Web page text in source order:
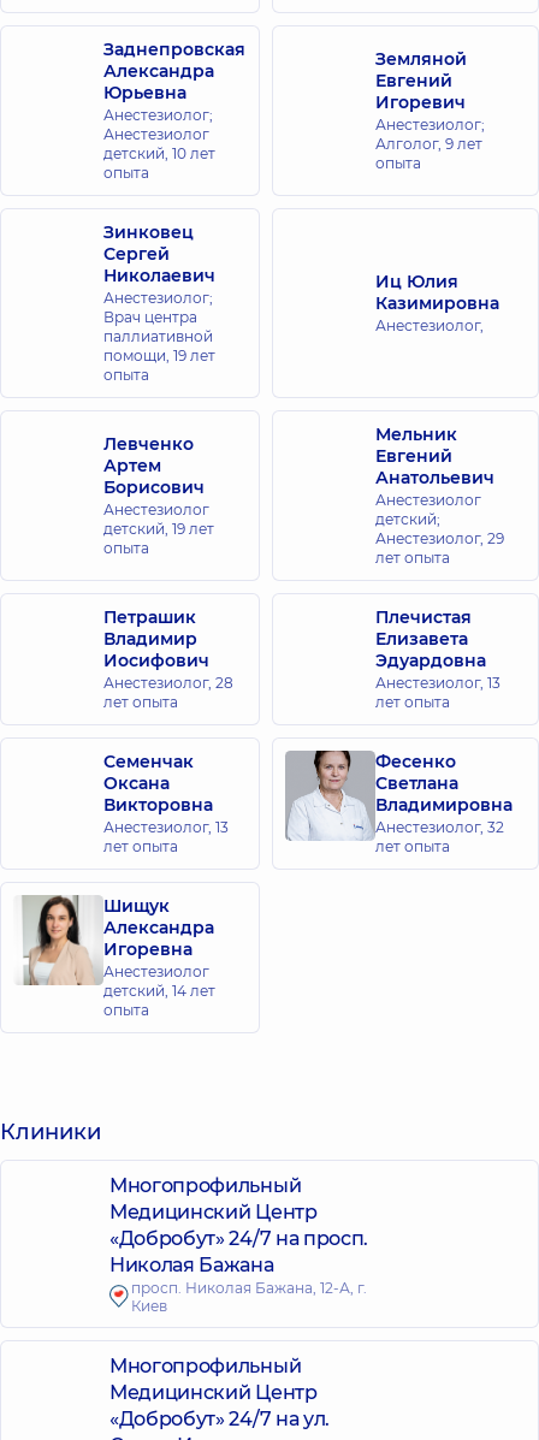
Заднепровская
Александра
Юрьевна
Анестезиолог;
Анестезиолог
детский, 10 лет
опыта
Земляной
Евгений
Игоревич
Анестезиолог;
Алголог, 9 лет
опыта
Зинковец
Сергей
Николаевич
Анестезиолог;
Врач центра
паллиативной
помощи, 19 лет
опыта
Иц Юлия
Казимировна
Анестезиолог,
Левченко
Артем
Борисович
Анестезиолог
детский, 19 лет
опыта
Мельник
Евгений
Анатольевич
Анестезиолог
детский;
Анестезиолог, 29
лет опыта
Петрашик
Владимир
Иосифович
Анестезиолог, 28
лет опыта
Плечистая
Елизавета
Эдуардовна
Анестезиолог, 13
лет опыта
Семенчак
Оксана
Викторовна
Анестезиолог, 13
лет опыта
Фесенко
Светлана
Владимировна
Анестезиолог, 32
лет опыта
Шищук
Александра
Игоревна
Анестезиолог
детский, 14 лет
опыта
Клиники
Многопрофильный
Медицинский Центр
«Добробут» 24/7 на просп.
Николая Бажана
просп. Николая Бажана, 12-А, г.
Киев
Многопрофильный
Медицинский Центр
«Добробут» 24/7 на ул.